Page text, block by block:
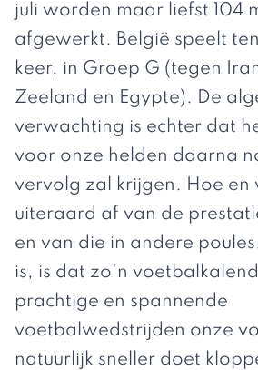
juli worden maar liefst 104
afgewerkt. België speelt
keer, in Groep G (tegen
Zeeland en Egypte). De
verwachting is echter dat
voor onze helden daarna
vervolg zal krijgen. Hoe en
uiteraard af van de
en van die in andere
is, is dat zo'n
prachtige en spannende
voetbalwedstrijden onze
natuurlijk sneller doet